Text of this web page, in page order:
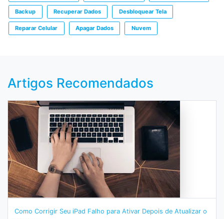
Backup Recuperar Dados Desbloquear Tela
Reparar Celular Apagar Dados Nuvem
Artigos Recomendados
Como Corrigir Seu iPad Falho para Ativar Depois de Atualizar o